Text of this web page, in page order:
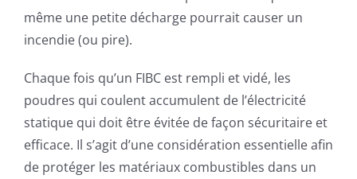
même une petite décharge pourrait causer un
incendie (ou pire).
Chaque fois qu’un FIBC est rempli et vidé, les
poudres qui coulent accumulent de l’électricité
statique qui doit être évitée de façon sécuritaire et
efficace. Il s’agit d’une considération essentielle afin
de protéger les matériaux combustibles dans un